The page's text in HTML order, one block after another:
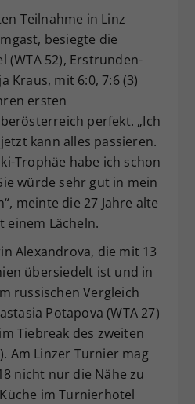
Teilnahme in Linz
besiegte die
(WTA 52), Erstrunden-
Kraus, mit 6:0, 7:6 (3)
ersten
perfekt. „Ich
kann alles passieren.
Trophäe habe ich schon
würde sehr gut in mein
meinte die 27 Jahre alte
einem Lächeln.
Alexandrova, die mit 13
übersiedelt ist und in
russischen Vergleich
Potapova (WTA 27)
Tiebreak des zweiten
Am Linzer Turnier mag
nicht nur die Nähe zu
im Turnierhotel